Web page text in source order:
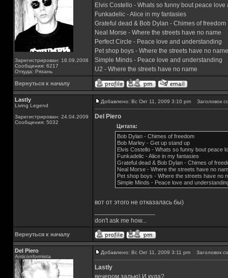
Зарегистрирован: 18.09.2008
Сообщения: 6217
Откуда: Рязань
Elvis Costello - Whats so funny bout peace
Funkadelic - Alice in my fantasies
Grateful dead & Bob Dylan - Chimes of freedom
Neal Morse - Where the streets have no name
Perfect Circle - Peace love and understanding
Pet shop boys - Where the streets have no name
Simple Minds - Peace love and understanding
U2 - Where the streets have no name
Вернуться к началу
Lastly
Living Legend
Зарегистрирован: 24.04.2009
Сообщения: 5032
Добавлено: Вс Окт 11, 2009 3:10 pm Заголовок
Del Piero
Цитата:
Bob Dylan - Chimes of freedom
Bob Marley - Get up stand up
Elvis Costello - Whats so funny bout peace
Funkadelic - Alice in my fantasies
Grateful dead & Bob Dylan - Chimes of
Neal Morse - Where the streets have no
Pet shop boys - Where the streets have no
Simple Minds - Peace love and
вот от этого не отказалась бы)
don't ask me how...
Вернуться к началу
Del Piero
Аnticonformista
Добавлено: Вс Окт 11, 2009 3:11 pm Заголовок
Lastly
вечером залью) И куда?